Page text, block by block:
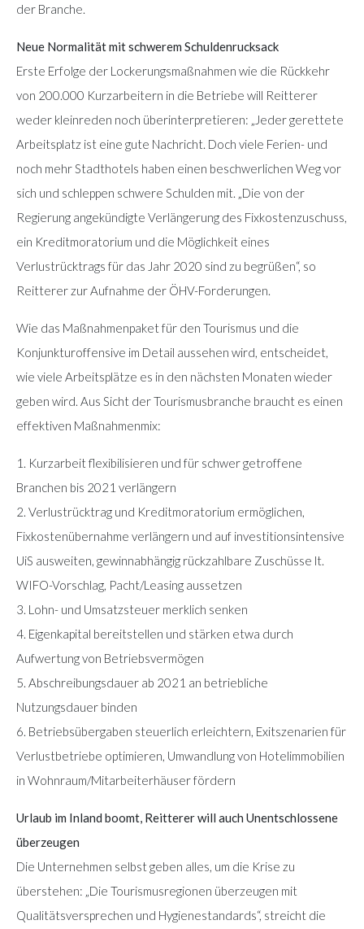
der Branche.
Neue Normalität mit schwerem Schuldenrucksack
Erste Erfolge der Lockerungsmaßnahmen wie die Rückkehr
von 200.000 Kurzarbeitern in die Betriebe will Reitterer
weder kleinreden noch überinterpretieren: „Jeder gerettete
Arbeitsplatz ist eine gute Nachricht. Doch viele Ferien- und
noch mehr Stadthotels haben einen beschwerlichen Weg vor
sich und schleppen schwere Schulden mit. „Die von der
Regierung angekündigte Verlängerung des Fixkostenzuschuss,
ein Kreditmoratorium und die Möglichkeit eines
Verlustrücktrags für das Jahr 2020 sind zu begrüßen“, so
Reitterer zur Aufnahme der ÖHV-Forderungen.
Wie das Maßnahmenpaket für den Tourismus und die
Konjunkturoffensive im Detail aussehen wird, entscheidet,
wie viele Arbeitsplätze es in den nächsten Monaten wieder
geben wird. Aus Sicht der Tourismusbranche braucht es einen
effektiven Maßnahmenmix:
1. Kurzarbeit flexibilisieren und für schwer getroffene
Branchen bis 2021 verlängern
2. Verlustrücktrag und Kreditmoratorium ermöglichen,
Fixkostenübernahme verlängern und auf investitionsintensive
UiS ausweiten, gewinnabhängig rückzahlbare Zuschüsse lt.
WIFO-Vorschlag, Pacht/Leasing aussetzen
3. Lohn- und Umsatzsteuer merklich senken
4. Eigenkapital bereitstellen und stärken etwa durch
Aufwertung von Betriebsvermögen
5. Abschreibungsdauer ab 2021 an betriebliche
Nutzungsdauer binden
6. Betriebsübergaben steuerlich erleichtern, Exitszenarien für
Verlustbetriebe optimieren, Umwandlung von Hotelimmobilien
in Wohnraum/Mitarbeiterhäuser fördern
Urlaub im Inland boomt, Reitterer will auch Unentschlossene
überzeugen
Die Unternehmen selbst geben alles, um die Krise zu
überstehen: „Die Tourismusregionen überzeugen mit
Qualitätsversprechen und Hygienestandards“, streicht die